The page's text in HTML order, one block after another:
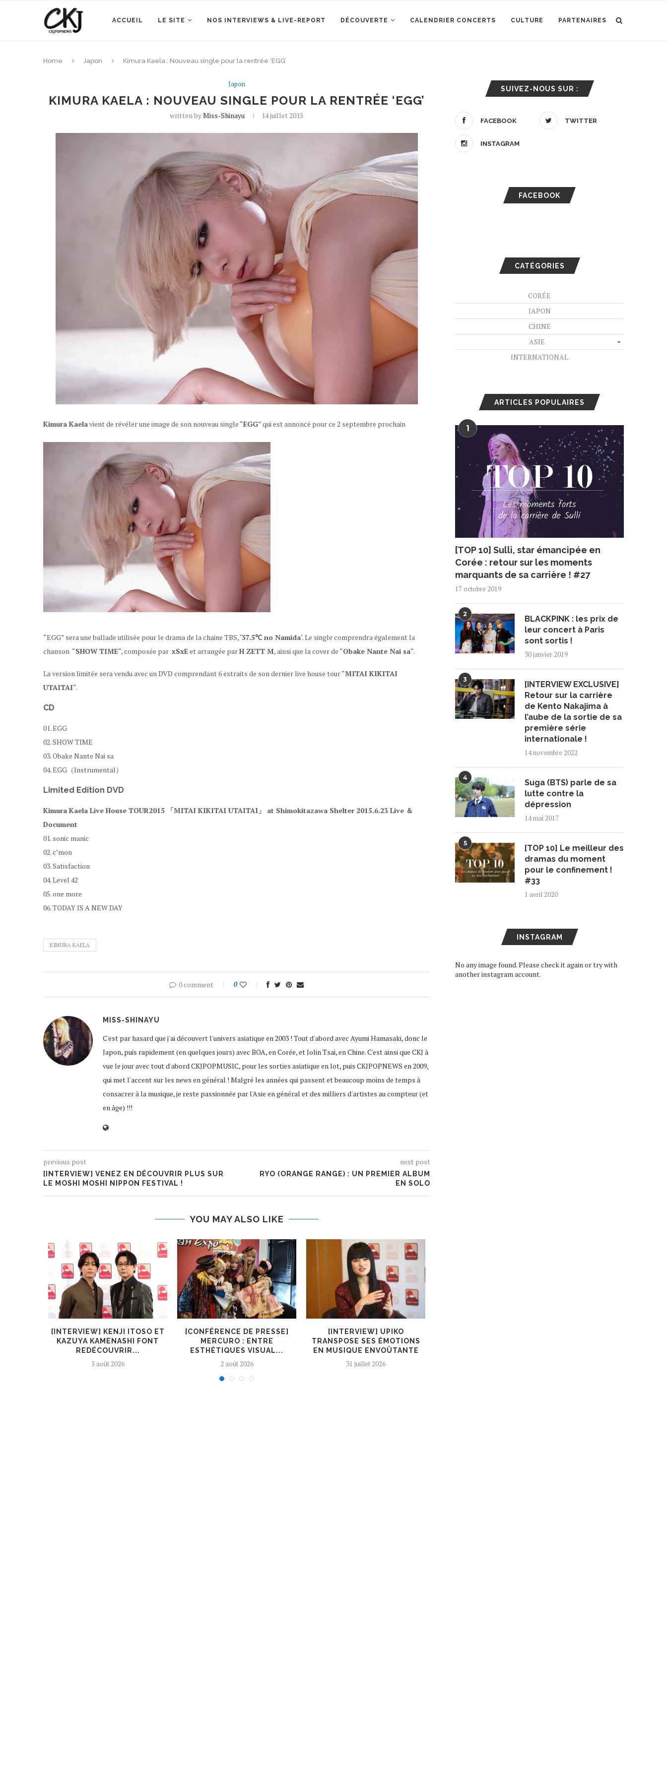
ACCUEIL LE SITE NOS INTERVIEWS & LIVE-REPORT DÉCOUVERTE CALENDRIER CONCERTS CULTURE PARTENAIRES
Home Japon Kimura Kaela : Nouveau single pour la rentrée ‘EGG’
Japon
KIMURA KAELA : NOUVEAU SINGLE POUR LA RENTRÉE ‘EGG’
written byMiss-Shinayu 14 juillet 2015
Kimura Kaelavient de révéler une image de son nouveau single “EGG” qui est annoncé pour ce 2 septembre prochain
“EGG” sera une ballade utilisée pour le drama de la chaine TBS, ‘37.5℃ no Namida‘. Le single comprendra également la
chanson “SHOW TIME“, composée par xSxEet arrangée parH ZETT M, ainsi que la cover de “Obake Nante Nai sa“.
La version limitée sera vendu avec un DVD comprendant 6 extraits de son dernier live house tour “MITAI KIKITAI
UTAITAI“.
CD
01. EGG
02. SHOW TIME
03. Obake Nante Nai sa
04. EGG（Instrumental）
Limited Edition DVD
Kimura Kaela Live House TOUR2015 「MITAI KIKITAI UTAITAI」 at Shimokitazawa Shelter 2015.6.23 Live ＆
Document
01. sonic manic
02. c’mon
03. Satisfaction
04. Level 42
05. one more
06. TODAY IS A NEW DAY
KIMURA KAELA
0 comment 0
MISS-SHINAYU
C'est par hasard que j'ai découvert l'univers asiatique en 2003 ! Tout d'abord avec Ayumi Hamasaki, donc le
Japon, puis rapidement (en quelques jours) avec BOA, en Corée, et Jolin Tsai, en Chine. C'est ainsi que CKJ à
vue le jour avec tout d'abord CKJPOPMUSIC, pour les sorties asiatique en lot, puis CKJPOPNEWS en 2009,
qui met l'accent sur les news en général ! Malgré les années qui passent et beaucoup moins de temps à
consacrer à la musique, je reste passionnée par l'Asie en général et des milliers d'artistes au compteur (et
en âge) !!!
previous post
[INTERVIEW] VENEZ EN DÉCOUVRIR PLUS SUR
LE MOSHI MOSHI NIPPON FESTIVAL !
next post
RYO (ORANGE RANGE) : UN PREMIER ALBUM
EN SOLO
YOU MAY ALSO LIKE
[INTERVIEW] KENJI ITOSO ET
KAZUYA KAMENASHI FONT
REDÉCOUVRIR...
5 août 2026
[CONFÉRENCE DE PRESSE]
MERCURO : ENTRE
ESTHÉTIQUES VISUAL...
2 août 2026
[INTERVIEW] UPIKO
TRANSPOSE SES ÉMOTIONS
EN MUSIQUE ENVOÛTANTE
31 juillet 2026
SUIVEZ-NOUS SUR :
FACEBOOK TWITTER
INSTAGRAM
FACEBOOK
CATÉGORIES
CORÉE
JAPON
CHINE
ASIE
INTERNATIONAL
ARTICLES POPULAIRES
1
[TOP 10] Sulli, star émancipée en
Corée : retour sur les moments
marquants de sa carrière ! #27
17 octobre 2019
2
BLACKPINK : les prix de
leur concert à Paris
sont sortis !
30 janvier 2019
3
[INTERVIEW EXCLUSIVE]
Retour sur la carrière
de Kento Nakajima à
l’aube de la sortie de sa
première série
internationale !
14 novembre 2022
4
Suga (BTS) parle de sa
lutte contre la
dépression
14 mai 2017
5
[TOP 10] Le meilleur des
dramas du moment
pour le confinement !
#33
1 avril 2020
INSTAGRAM
No any image found. Please check it again or try with
another instagram account.